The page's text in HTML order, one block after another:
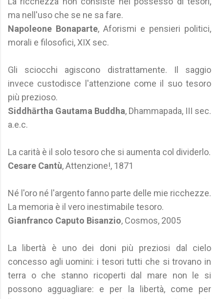
ma nell'uso che se ne sa fare.
Napoleone Bonaparte, Aforismi e pensieri politici,
morali e filosofici, XIX sec.
Gli sciocchi agiscono distrattamente. Il saggio
invece custodisce l'attenzione come il suo tesoro
più prezioso.
Siddhārtha Gautama Buddha, Dhammapada, III sec.
a.e.c.
La carità è il solo tesoro che si aumenta col dividerlo.
Cesare Cantù, Attenzione!, 1871
Né l'oro né l'argento fanno parte delle mie ricchezze.
La memoria è il vero inestimabile tesoro.
Gianfranco Caputo Bisanzio, Cosmos, 2005
La libertà è uno dei doni più preziosi dal cielo
concesso agli uomini: i tesori tutti che si trovano in
terra o che stanno ricoperti dal mare non le si
possono agguagliare: e per la libertà, come per